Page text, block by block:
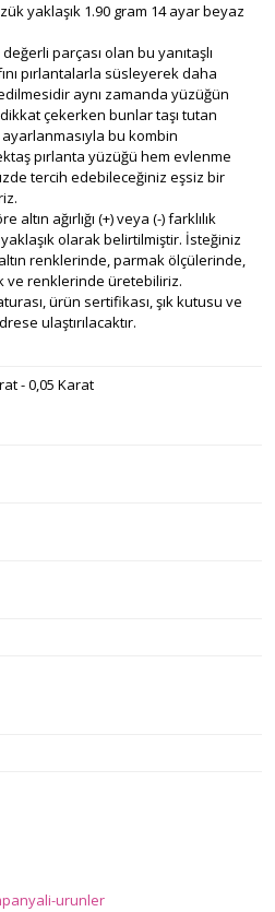
yaklaşık 1.90 gram 14 ayar beyaz
parçası olan bu yanıtaşlı
pırlantalarla süsleyerek daha
aynı zamanda yüzüğün
çekerken bunlar taşı tutan
bu kombin
pırlanta yüzüğü hem evlenme
tercih edebileceğiniz eşsiz bir
ağırlığı (+) veya (-) farklılık
olarak belirtilmiştir. İsteğiniz
renklerinde, parmak ölçülerinde,
ve renklerinde üretebiliriz.
ürün sertifikası, şık kutusu ve
ulaştırılacaktır.
- 0,05 Karat
yorumu siz yapın!
soru sorulmamış.